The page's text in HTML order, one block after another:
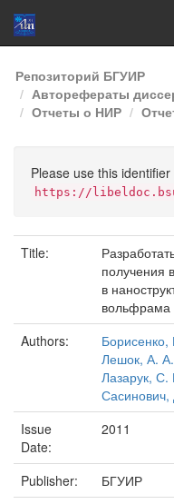
Skip
navigation
Репозиторий БГУИР
Авторефераты
Отчеты о НИР
Please use this
https://
Title:
получения
в
вольфрама
Authors:
Борисенко,
Лешок, А. А.
Лазарук, С.
Сасинович,
Issue
Date:
2011
Publisher:
БГУИР